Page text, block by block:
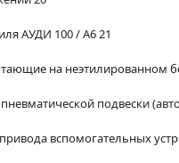
АУДИ 100 / A6 21
на неэтилированном
подвески
вспомогательных